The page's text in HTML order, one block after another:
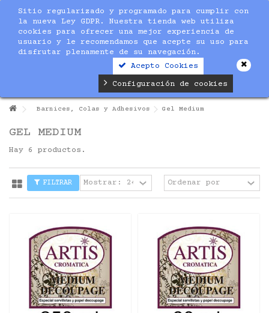
Sitio regularizado y programado para cumplir con
la nueva Ley GDPR. Nuestra tienda web utiliza
cookies para ofrecer una mejor experiencia de
usuario y le recomendamos que acepte su uso para
disfrutar plenamente de su navegación.
Acepto Cookies
Configuración de cookies
Barnices, Colas y Adhesivos Gel Medium
GEL MEDIUM
Hay 6 productos.
FILTRAR